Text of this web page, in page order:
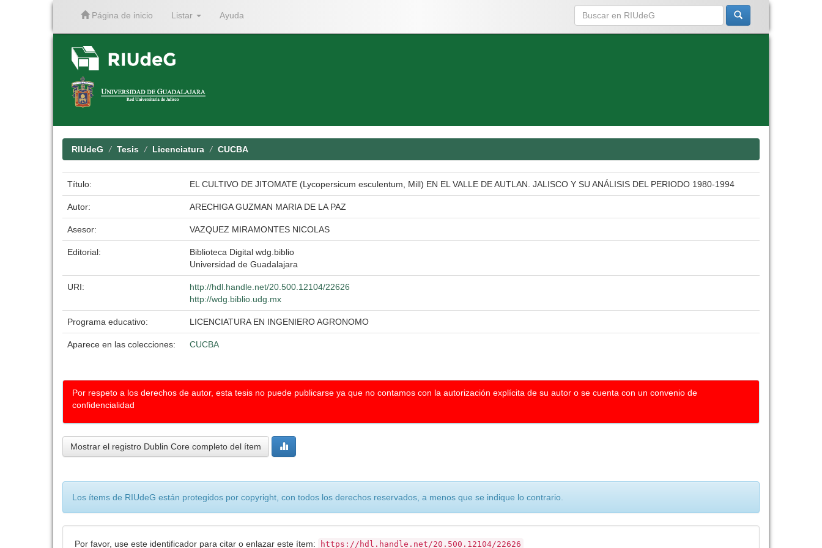
Página de inicio Listar Ayuda
RIUdeG Tesis Licenciatura CUCBA
Título: EL CULTIVO DE JITOMATE (Lycopersicum esculentum, Mill) EN EL VALLE DE AUTLAN. JALISCO Y SU ANÁLISIS DEL PERIODO 1980-1994
Autor: ARECHIGA GUZMAN MARIA DE LA PAZ
Asesor: VAZQUEZ MIRAMONTES NICOLAS
Editorial:
Biblioteca Digital wdg.biblio
Universidad de Guadalajara
URI:
http://hdl.handle.net/20.500.12104/22626
http://wdg.biblio.udg.mx
Programa educativo: LICENCIATURA EN INGENIERO AGRONOMO
Aparece en las colecciones: CUCBA
Por respeto a los derechos de autor, esta tesis no puede publicarse ya que no contamos con la autorización explícita de su autor o se cuenta con un convenio de
confidencialidad
Mostrar el registro Dublin Core completo del ítem
Los ítems de RIUdeG están protegidos por copyright, con todos los derechos reservados, a menos que se indique lo contrario.
Por favor, use este identificador para citar o enlazar este ítem: https://hdl.handle.net/20.500.12104/22626